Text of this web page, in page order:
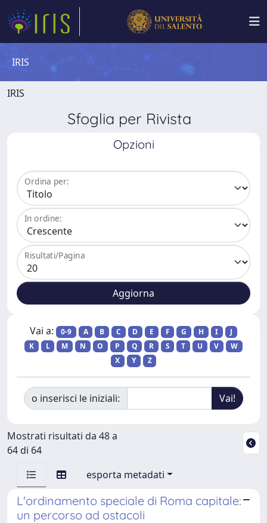
IRIS
IRIS
Sfoglia per Rivista
Opzioni
Ordina per:
In ordine:
Risultati/Pagina
Vai a: 0-9 A B C D E F G H I
J
K
L M N O P Q R S T U V
W
X
Y Z
o inserisci le iniziali:
Mostrati risultati da 48 a
64 di 64
esporta metadati
L'ordinamento speciale di Roma capitale:
un percorso ad ostacoli